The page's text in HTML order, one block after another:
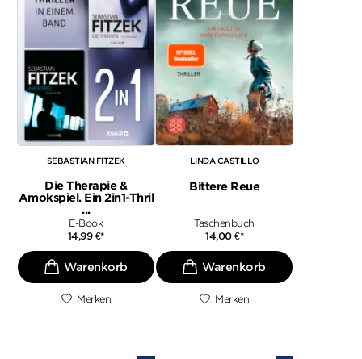
SEBASTIAN FITZEK
Die Therapie &
Amokspiel. Ein 2in1-Thril
...
E-Book
14,99 €*
Merken
LINDA CASTILLO
Bittere Reue
Taschenbuch
14,00€*
Merken